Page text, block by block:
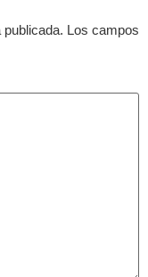
Los campos